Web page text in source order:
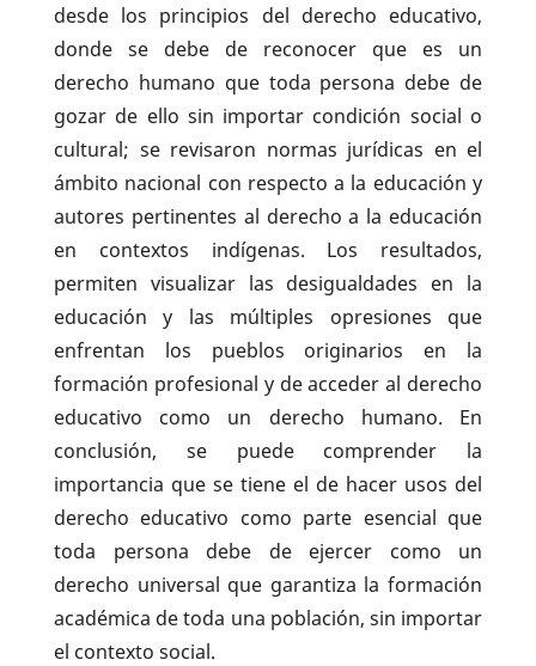
desde los principios del derecho educativo,
donde se debe de reconocer que es un
derecho humano que toda persona debe de
gozar de ello sin importar condición social o
cultural; se revisaron normas jurídicas en el
ámbito nacional con respecto a la educación y
autores pertinentes al derecho a la educación
en contextos indígenas. Los resultados,
permiten visualizar las desigualdades en la
educación y las múltiples opresiones que
enfrentan los pueblos originarios en la
formación profesional y de acceder al derecho
educativo como un derecho humano. En
conclusión, se puede comprender la
importancia que se tiene el de hacer usos del
derecho educativo como parte esencial que
toda persona debe de ejercer como un
derecho universal que garantiza la formación
académica de toda una población, sin importar
el contexto social.